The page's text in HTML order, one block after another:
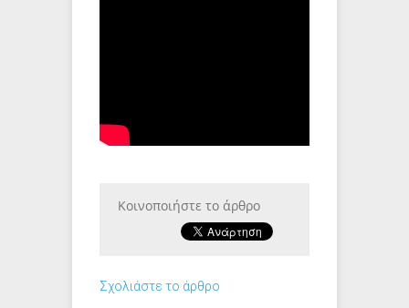
Κοινοποιήστε το άρθρο
Σχολιάστε το άρθρο